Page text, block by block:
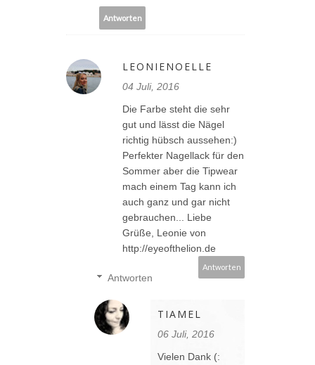
Antworten
LEONIENOELLE
04 Juli, 2016
Die Farbe steht die sehr
gut und lässt die Nägel
richtig hübsch aussehen:)
Perfekter Nagellack für den
Sommer aber die Tipwear
mach einem Tag kann ich
auch ganz und gar nicht
gebrauchen... Liebe
Grüße, Leonie von
http://eyeofthelion.de
Antworten
Antworten
TIAMEL
06 Juli, 2016
Vielen Dank (: